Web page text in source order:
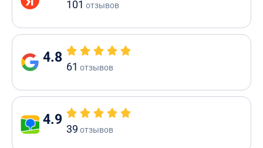
101 отзывов
4.8
61 отзывов
4.9
39 отзывов